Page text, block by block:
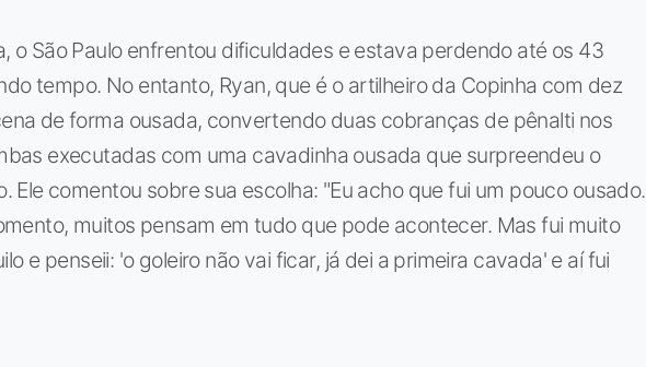
o São Paulo enfrentou dificuldades e estava perdendo até os 43
tempo. No entanto, Ryan, que é o artilheiro da Copinha com dez
de forma ousada, convertendo duas cobranças de pênalti nos
executadas com uma cavadinha ousada que surpreendeu o
Ele comentou sobre sua escolha: "Eu acho que fui um pouco ousado.
muitos pensam em tudo que pode acontecer. Mas fui muito
e penseii: 'o goleiro não vai ficar, já dei a primeira cavada' e aí fui